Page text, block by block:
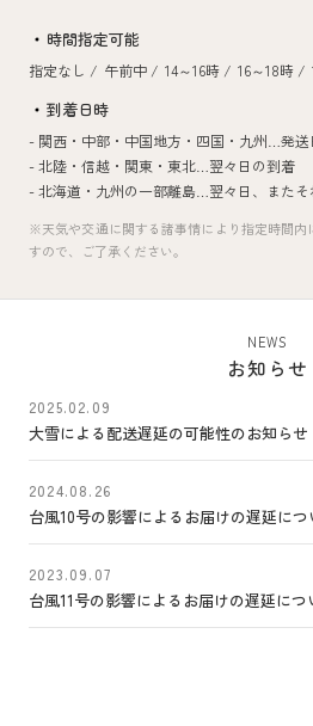
時間指定可能
指定なし / 午前中 / 14～16時 / 16～18時 /
到着日時
- 関西・中部・中国地方・四国・九州… 発送
- 北陸・信越・関東・東北… 翌々日の到着
- 北海道・九州の一部離島… 翌々日、また
※天気や交通に関する諸事情により指定時間内
すので、ご了承ください。
NEWS
お知らせ
2025.02.09
大雪による配送遅延の可能性のお知らせ
2024.08.26
台風10号の影響によるお届けの遅延につ
2023.09.07
台風11号の影響によるお届けの遅延につ